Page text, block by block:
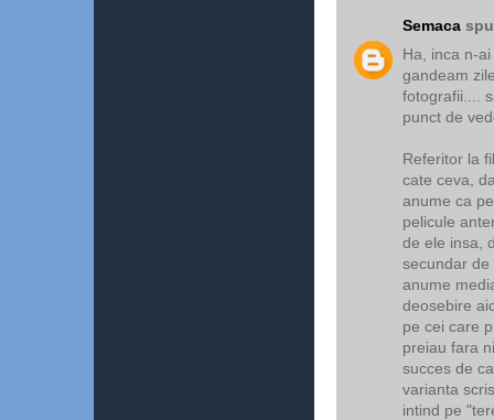
Semaca
Ha, inca n-
gandeam
fotografii....
punct de
Referitor la
cate ceva,
anume ca
pelicule
de ele insa,
secundar de
anume
deosebire
pe cei care
preiau fara
succes de
varianta
intind pe